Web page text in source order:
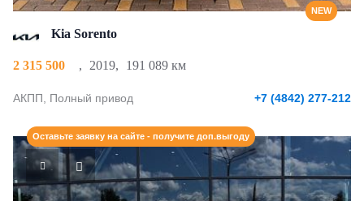
NEW
Kia Sorento
2 315 500 , 2019, 191 089 км
АКПП, Полный привод +7 (4842) 277-212
Оставьте заявку на сайте - получите доп.выгоду